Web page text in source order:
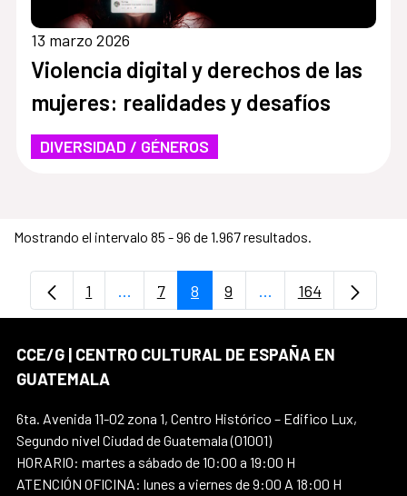
13 marzo 2026
Violencia digital y derechos de las
mujeres: realidades y desafíos
DIVERSIDAD / GÉNEROS
Mostrando el intervalo 85 - 96 de 1.967 resultados.
Página
1 ...Páginas intermedias Use TAB para
Página
7 Página
8 Página
9 ...PáginasPágina
164
CCE/G | CENTRO CULTURAL DE ESPAÑA EN
GUATEMALA
6ta. Avenida 11-02 zona 1, Centro Histórico – Edifico Lux,
Segundo nivel Ciudad de Guatemala (01001)
HORARIO: martes a sábado de 10:00 a 19:00 H
ATENCIÓN OFICINA: lunes a viernes de 9:00 A 18:00 H